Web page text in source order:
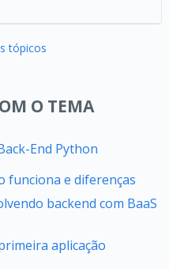
tópicos
O TEMA
End Python
funciona e diferenças
backend com BaaS
aplicação